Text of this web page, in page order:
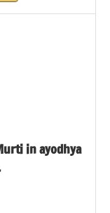
in ayodhya